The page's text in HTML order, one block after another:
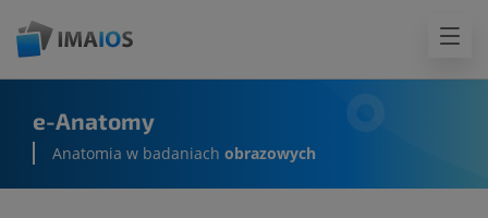
e-Anatomy
Anatomia w badaniach obrazowych